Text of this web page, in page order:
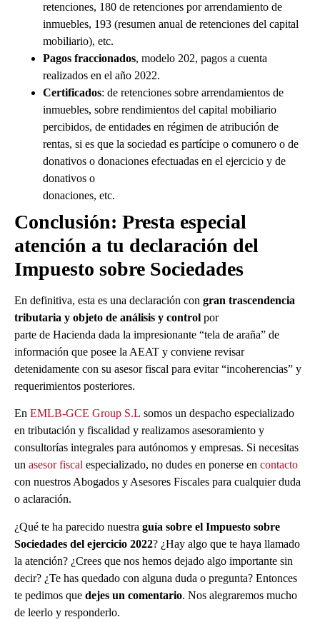
retenciones, 180 de retenciones por arrendamiento de
inmuebles, 193 (resumen anual de retenciones del capital
mobiliario), etc.
Pagos fraccionados, modelo 202, pagos a cuenta
realizados en el año 2022.
Certificados: de retenciones sobre arrendamientos de
inmuebles, sobre rendimientos del capital mobiliario
percibidos, de entidades en régimen de atribución de
rentas, si es que la sociedad es partícipe o comunero o de
donativos o donaciones efectuadas en el ejercicio y de
donativos o
donaciones, etc.
Conclusión: Presta especial
atención a tu declaración del
Impuesto sobre Sociedades
En definitiva, esta es una declaración con gran trascendencia
tributaria y objeto de análisis y control por
parte de Hacienda dada la impresionante “tela de araña” de
información que posee la AEAT y conviene revisar
detenidamente con su asesor fiscal para evitar “incoherencias” y
requerimientos posteriores.
En EMLB-GCE Group S.L somos un despacho especializado
en tributación y fiscalidad y realizamos asesoramiento y
consultorías integrales para autónomos y empresas. Si necesitas
un asesor fiscal especializado, no dudes en ponerse en contacto
con nuestros Abogados y Asesores Fiscales para cualquier duda
o aclaración.
¿Qué te ha parecido nuestra guía sobre el Impuesto sobre
Sociedades del ejercicio 2022? ¿Hay algo que te haya llamado
la atención? ¿Crees que nos hemos dejado algo importante sin
decir? ¿Te has quedado con alguna duda o pregunta? Entonces
te pedimos que dejes un comentario. Nos alegraremos mucho
de leerlo y responderlo.